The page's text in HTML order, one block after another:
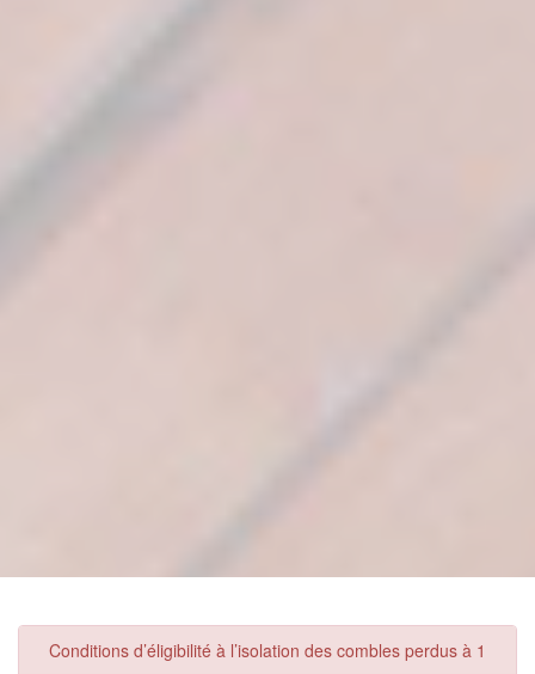
Conditions d’éligibilité à l’isolation des combles perdus à 1